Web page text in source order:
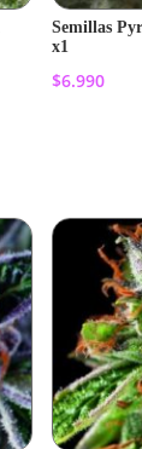
Semillas
x1
$6.990